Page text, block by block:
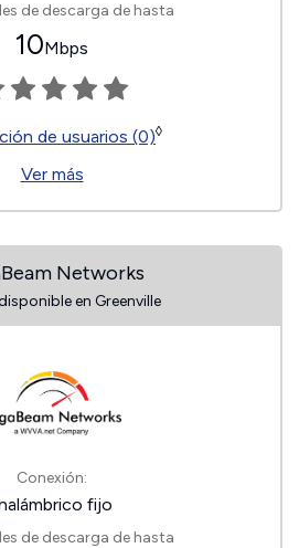
de descarga de hasta
10Mbps
de usuarios (0)◊
Ver más
Networks
en Greenville
Conexión:
fijo
de descarga de hasta